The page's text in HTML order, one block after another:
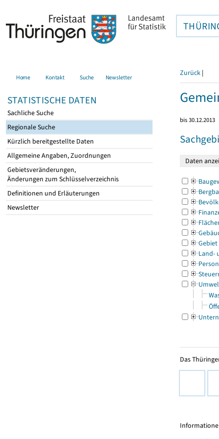
Home Kontakt Suche Newsletter
STATISTISCHE DATEN
Sachliche Suche
Regionale Suche
Kürzlich bereitgestellte Daten
Allgemeine Angaben, Zuordnungen
Gebietsveränderungen,
Änderungen zum Schlüsselverzeichnis
Definitionen und Erläuterungen
Newsletter
Zurück |
bis 30.12.2013
Gebiet
Land-
Das